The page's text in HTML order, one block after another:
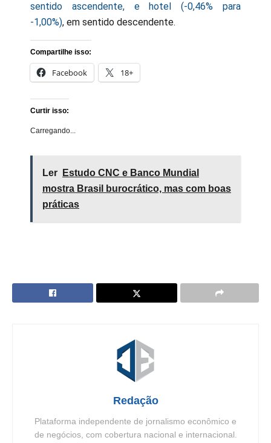
sentido ascendente, e hotel (-0,46% para
-1,00%), em sentido descendente.
Compartilhe isso:
Facebook 18+
Curtir isso:
Carregando...
Ler
Estudo CNC e Banco Mundial
mostra Brasil burocrático, mas com boas
práticas
Redação
Plataforma independente de jornalismo econômico e
de negócios, com cobertura nacional e internacional.